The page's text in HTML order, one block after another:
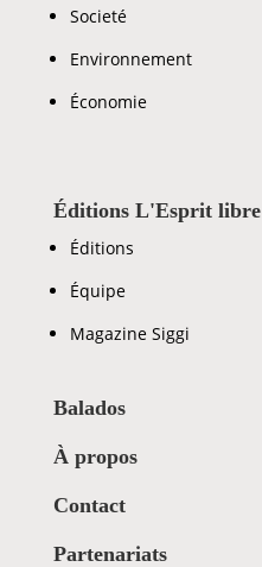
Societé
Environnement
Économie
Éditions L'Esprit libre
Éditions
Équipe
Magazine Siggi
Balados
À propos
Contact
Partenariats